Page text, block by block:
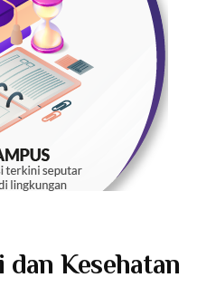
Kesehatan